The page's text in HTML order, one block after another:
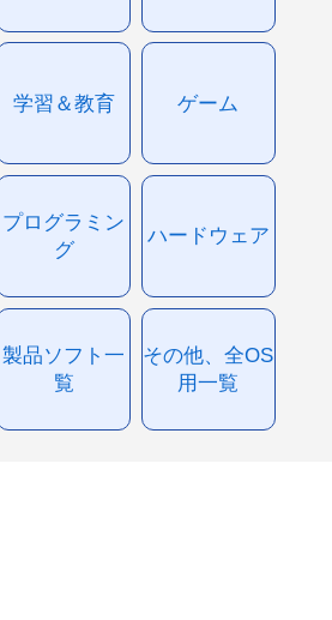
学習＆教育 ゲーム
プログラミン
グ
ハードウェア
製品ソフト一
覧
その他、全OS
用一覧